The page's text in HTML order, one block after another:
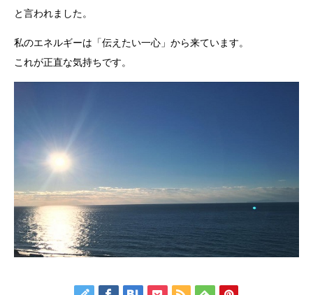
と言われました。
私のエネルギーは「伝えたい一心」から来ています。
これが正直な気持ちです。